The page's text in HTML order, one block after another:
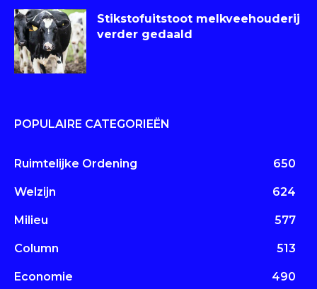
Stikstofuitstoot melkveehouderij
verder gedaald
POPULAIRE CATEGORIEËN
Ruimtelijke Ordening 650
Welzijn 624
Milieu 577
Column 513
Economie 490